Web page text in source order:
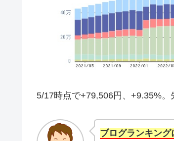
5/17時点で+79,506円、+9.35%。
ブログランキング